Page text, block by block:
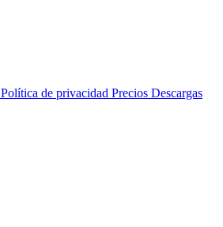
Política de privacidad Precios Descargas